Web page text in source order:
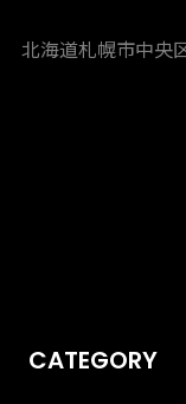
北海道札幌市中央